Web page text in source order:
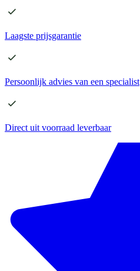
Laagste prijsgarantie
Persoonlijk advies van een specialist
Direct uit voorraad leverbaar